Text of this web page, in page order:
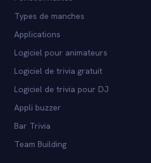
Types de manches
Applications
Logiciel pour animateurs
Logiciel de trivia gratuit
Logiciel de trivia pour DJ
Appli buzzer
Bar Trivia
Team Building